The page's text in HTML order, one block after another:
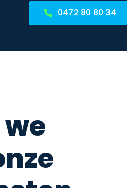
0472 80 80 34